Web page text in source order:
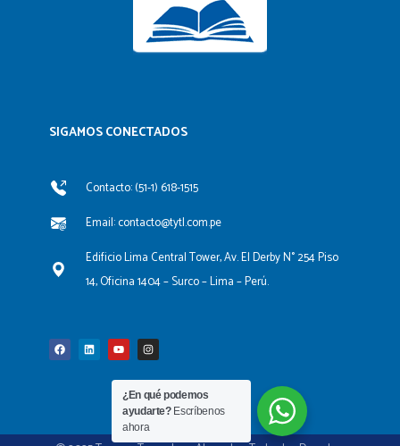
SIGAMOS CONECTADOS​
Contacto: (51-1) 618-1515
Email: contacto@tytl.com.pe
Edificio Lima Central Tower, Av. El Derby N° 254 Piso
14, Oficina 1404 – Surco – Lima – Perú.
c
e
b
k
e
u
t
u
e
s
t
a
r
a
m
¿En qué podemos
ayudarte? Escríbenos
ahora